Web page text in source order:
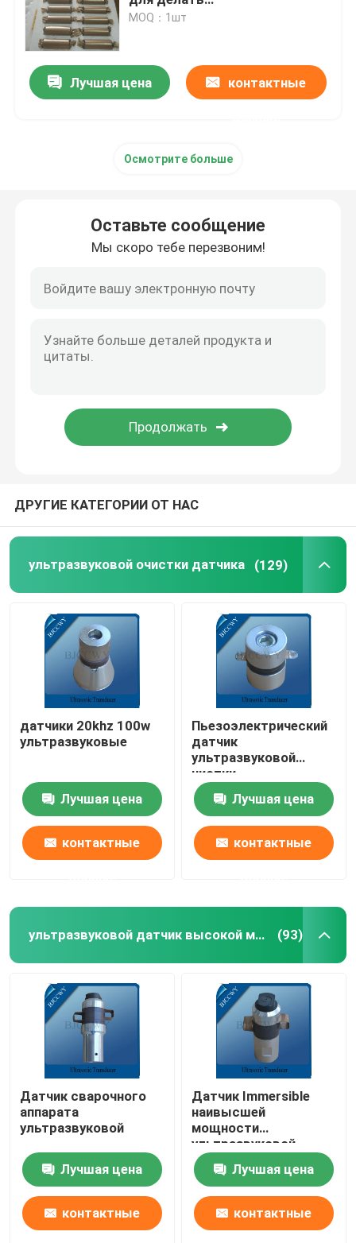
пьезоэлектрический ультразвуковой датчик
Погружные ультразвукового преобразователя
Ультразвуковой очистки машина
Ультразвуковой Disruptor клетки
Ультразвуковой реактор
пьезоэлектрические керамические диски
Ультразвуковой датчик красотки
Ультразвуковой импеданс
ультразвуковой распыляя датчик
Ультразвуковой трубчатый датчик
пьезоэлектрический датчик
MOQ：1шт
Лучшая цена контактные
Осмотрите больше
Оставьте сообщение
Мы скоро тебе перезвоним!
ДРУГИЕ КАТЕГОРИИ ОТ НАС
ультразвуковой очистки датчика (129)
датчики 20khz 100w
ультразвуковые
Лучшая цена
контактные
Пьезоэлектрический
датчик
ультразвуковой
чистки
Лучшая цена
контактные
ультразвуковой датчик высокой мощности (93)
Датчик сварочного
аппарата
ультразвуковой
Лучшая цена
контактные
Датчик Immersible
наивысшей
мощности
ультразвуковой
Лучшая цена
контактные